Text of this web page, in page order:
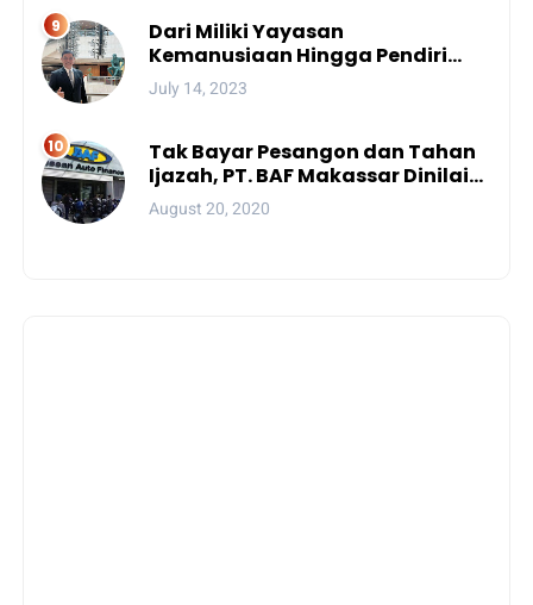
Dari Miliki Yayasan
Kemanusiaan Hingga Pendiri
Unhan, Begini Profil Bro Rivai
Putra Sulsel Yang Promosi
July 14, 2023
Tak Bayar Pesangon dan Tahan
Ijazah, PT. BAF Makassar Dinilai
Wajib Dibekukan
August 20, 2020